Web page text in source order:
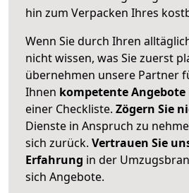
hin zum Verpacken Ihres
Wenn Sie durch Ihren
nicht wissen, was Sie zuerst
übernehmen unsere Partner
Ihnen kompetente Angebote
einer Checkliste. Zögern Sie
Dienste in Anspruch zu
sich zurück. Vertrauen Sie
Erfahrung in der
sich Angebote.